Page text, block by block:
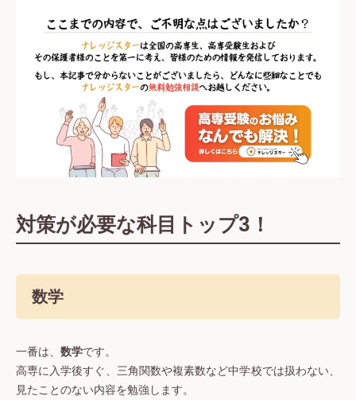
対策が必要な科目トップ3！
数学
一番は、 数学です。
高専に入学後すぐ、三角関数や複素数など中学校では扱わない、
見たことのない内容を勉強します。